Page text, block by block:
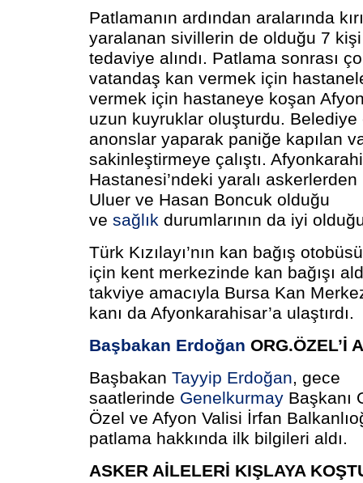
Patlamanın ardından aralarında
yaralanan sivillerin de olduğu 7
tedaviye alındı. Patlama sonrası
vatandaş kan vermek için
vermek için hastaneye koşan
uzun kuyruklar oluşturdu. Belediye
anonslar yaparak paniğe kapılan
sakinleştirmeye çalıştı.
Hastanesi’ndeki yaralı askerlerden
Uluer ve Hasan Boncuk olduğu
ve sağlık durumlarının da iyi
Türk Kızılayı’nın kan bağış
için kent merkezinde kan bağışı
takviye amacıyla Bursa Kan
kanı da Afyonkarahisar’a ulaştırdı.
Başbakan Erdoğan ORG.ÖZEL’İ
Başbakan Tayyip Erdoğan, gece
saatlerinde Genelkurmay Başkanı
Özel ve Afyon Valisi İrfan
patlama hakkında ilk bilgileri aldı.
ASKER AİLELERİ KIŞLAYA